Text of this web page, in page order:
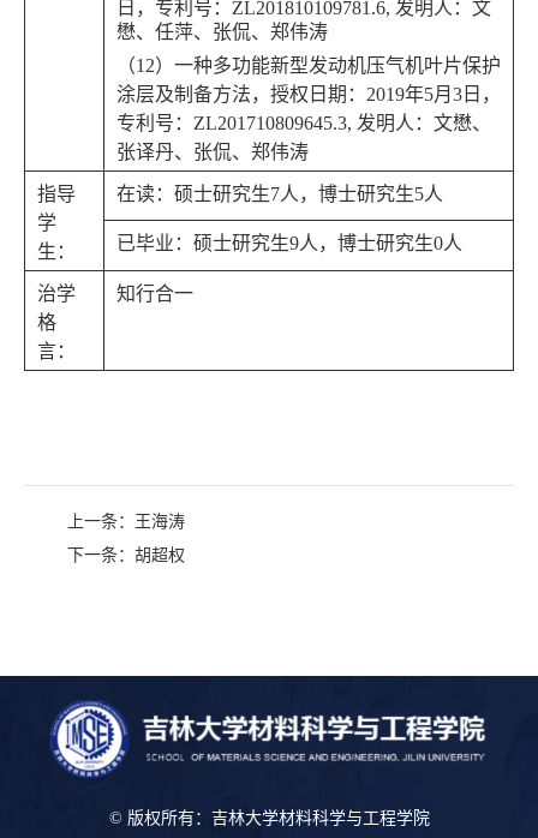
日，专利号：ZL201810109781.6, 发明人：文
懋、任萍、张侃、郑伟涛
（12）一种多功能新型发动机压气机叶片保护
涂层及制备方法，授权日期：2019年5月3日，
专利号：ZL201710809645.3, 发明人：文懋、
张译丹、张侃、郑伟涛
指导
学
生：
在读：硕士研究生7人，博士研究生5人
已毕业：硕士研究生9人，博士研究生0人
治学
格
言：
知行合一
上一条：
王海涛
下一条： 胡超权
© 版权所有：吉林大学材料科学与工程学院